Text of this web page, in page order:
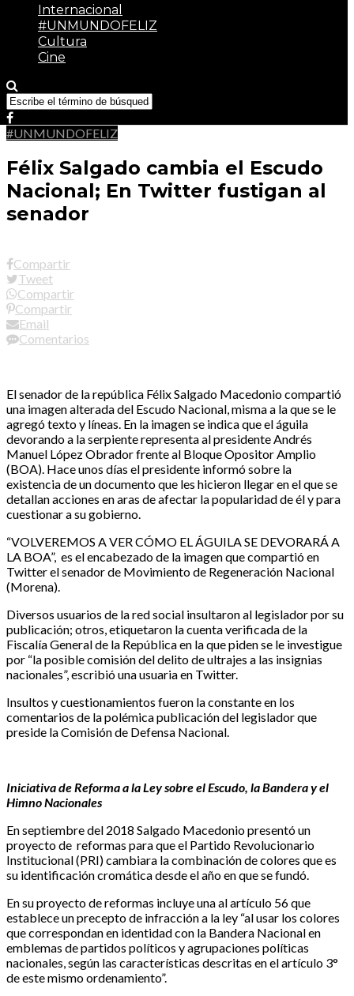
Internacional
#UNMUNDOFELIZ
Cultura
Cine
#UNMUNDOFELIZ
Félix Salgado cambia el Escudo
Nacional; En Twitter fustigan al
senador
Compartir
Tweet
Compartir
Compartir
Email
Comentarios
El senador de la república Félix Salgado Macedonio compartió
una imagen alterada del Escudo Nacional, misma a la que se le
agregó texto y líneas. En la imagen se indica que el águila
devorando a la serpiente representa al presidente Andrés
Manuel López Obrador frente al Bloque Opositor Amplio
(BOA). Hace unos días el presidente informó sobre la
existencia de un documento que les hicieron llegar en el que se
detallan acciones en aras de afectar la popularidad de él y para
cuestionar a su gobierno.
“VOLVEREMOS A VER CÓMO EL ÁGUILA SE DEVORARÁ A
LA BOA”, es el encabezado de la imagen que compartió en
Twitter el senador de Movimiento de Regeneración Nacional
(Morena).
Diversos usuarios de la red social insultaron al legislador por su
publicación; otros, etiquetaron la cuenta verificada de la
Fiscalía General de la República en la que piden se le investigue
por “la posible comisión del delito de ultrajes a las insignias
nacionales”, escribió una usuaria en Twitter.
Insultos y cuestionamientos fueron la constante en los
comentarios de la polémica publicación del legislador que
preside la Comisión de Defensa Nacional.
Iniciativa de Reforma a la Ley sobre el Escudo, la Bandera y el
Himno Nacionales
En septiembre del 2018 Salgado Macedonio presentó un
proyecto de reformas para que el Partido Revolucionario
Institucional (PRI) cambiara la combinación de colores que es
su identificación cromática desde el año en que se fundó.
En su proyecto de reformas incluye una al artículo 56 que
establece un precepto de infracción a la ley “al usar los colores
que correspondan en identidad con la Bandera Nacional en
emblemas de partidos políticos y agrupaciones políticas
nacionales, según las características descritas en el artículo 3°
de este mismo ordenamiento”.